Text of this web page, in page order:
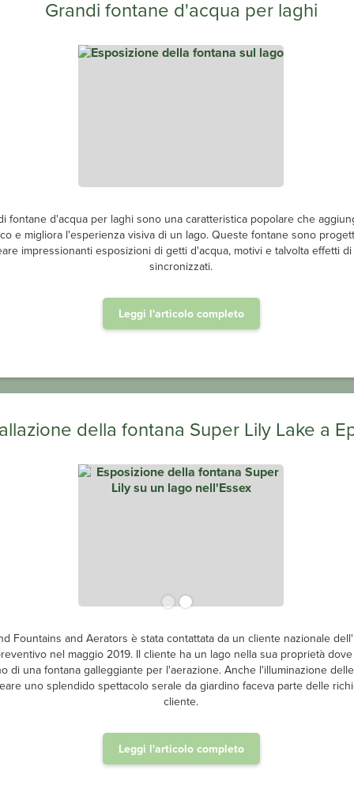
Grandi fontane d'acqua per laghi
fontane d'acqua per laghi sono una caratteristica popolare che
e migliora l'esperienza visiva di un lago. Queste fontane sono
impressionanti esposizioni di getti d'acqua, motivi e talvolta effetti
sincronizzati.
Leggi l'articolo completo
della fontana Super Lily Lake a
Fountains and Aerators è stata contattata da un cliente nazionale
nel maggio 2019. Il cliente ha un lago nella sua proprietà
di una fontana galleggiante per l'aerazione. Anche l'illuminazione
uno splendido spettacolo serale da giardino faceva parte delle
cliente.
Leggi l'articolo completo